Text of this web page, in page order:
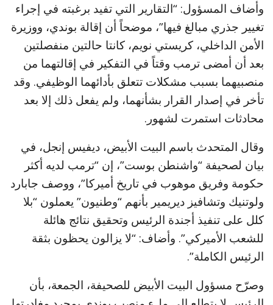
وأضاف المسؤول: “التقارير التي تفيد برغبته في إجراء
تغيير جذري مبالغ فيها”، موضحاً أن إقالة بوندي، ووزيرة
الأمن الداخلي، كريستي نويم، كانتا حالتين منفصلتين
بعد أن أمضى ترمب وقتاً في التفكير في إقالتهما من
منصبيهما بسبب مشكلات تتعلق بأدائهما الوظيفي. وقد
تأخر في إصدار القرار بشأنهما، ولم يفعل ذلك إلا بعد
محادثات استمرت لشهور.
وقال المتحدث باسم البيت الأبيض، ديفيس إنجل، في
بيان لصحيفة “واشنطن بوست”، إن “ترمب لديه أكثر
حكومة وفريق موهوب في تاريخ أميركا”، ووصف جابارد
ولوتنيك وتشافيز ديريمير بأنهم “وطنيون” يعملون “بلا
كلل على تنفيذ أجندة الرئيس وتحقيق نتائج هائلة
للشعب الأميركي”. وأضاف: “لا يزالون يحظون بثقة
الرئيس الكاملة”.
وصرّح مسؤول البيت الأبيض للصحيفة، الجمعة، بأن